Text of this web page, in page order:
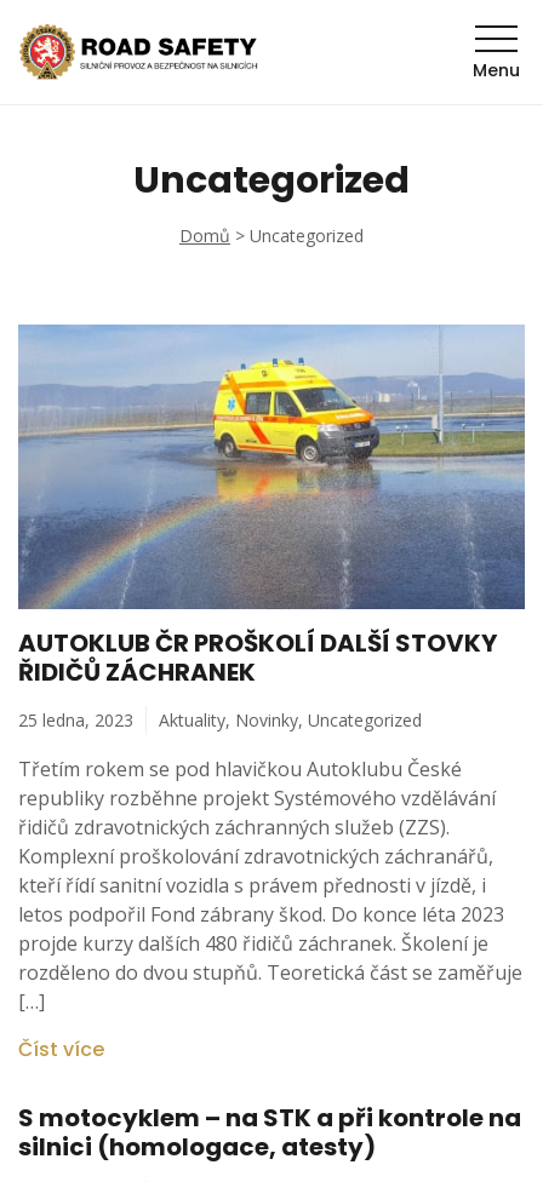
Menu
Uncategorized
Domů > Uncategorized
AUTOKLUB ČR PROŠKOLÍ DALŠÍ STOVKY
ŘIDIČŮ ZÁCHRANEK
25 ledna, 2023 Aktuality, Novinky, Uncategorized
Třetím rokem se pod hlavičkou Autoklubu České
republiky rozběhne projekt Systémového vzdělávání
řidičů zdravotnických záchranných služeb (ZZS).
Komplexní proškolování zdravotnických záchranářů,
kteří řídí sanitní vozidla s právem přednosti v jízdě, i
letos podpořil Fond zábrany škod. Do konce léta 2023
projde kurzy dalších 480 řidičů záchranek. Školení je
rozděleno do dvou stupňů. Teoretická část se zaměřuje
[…]
Číst více
S motocyklem – na STK a při kontrole na
silnici (homologace, atesty)